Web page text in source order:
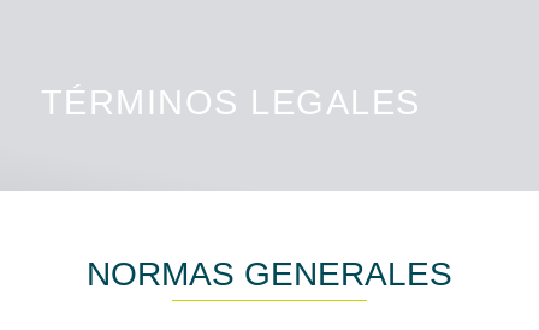
TÉRMINOS LEGALES
NORMAS GENERALES